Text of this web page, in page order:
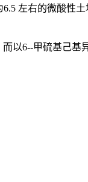
左右的微酸性
以6--甲硫基己基